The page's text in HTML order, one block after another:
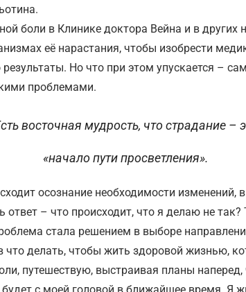
боли в Клинике доктора Вейна и в других
её нарастания, чтобы изобрести
результаты. Но что при этом упускается –
проблемами.
восточная мудрость, что страдание –
«начало пути просветления».
осознание необходимости изменений,
– что происходит, что я делаю не так?
стала решением в выборе
что делать, чтобы жить здоровой жизнью,
путешествую, выстраивая планы